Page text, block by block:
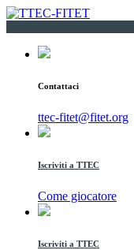
Contattaci
ttec-fitet@fitet.org
Iscriviti a TTEC
Come giocatore
Iscriviti a TTEC